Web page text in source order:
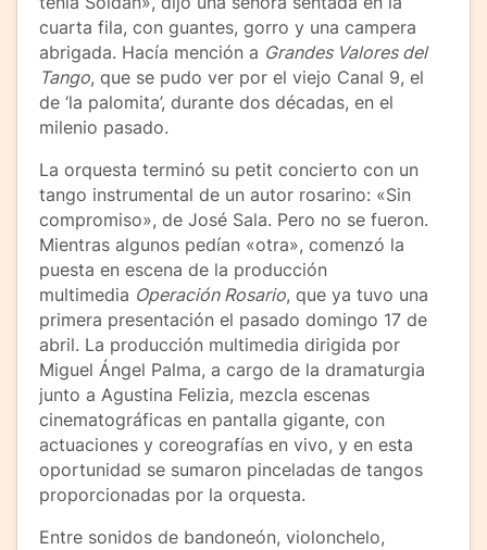
cuarta fila, con guantes, gorro y una campera
abrigada. Hacía mención a Grandes Valores del
Tango, que se pudo ver por el viejo Canal 9, el
de ‘la palomita’, durante dos décadas, en el
milenio pasado.
La orquesta terminó su petit concierto con un
tango instrumental de un autor rosarino: «Sin
compromiso», de José Sala. Pero no se fueron.
Mientras algunos pedían «otra», comenzó la
puesta en escena de la producción
multimedia Operación Rosario, que ya tuvo una
primera presentación el pasado domingo 17 de
abril. La producción multimedia dirigida por
Miguel Ángel Palma, a cargo de la dramaturgia
junto a Agustina Felizia, mezcla escenas
cinematográficas en pantalla gigante, con
actuaciones y coreografías en vivo, y en esta
oportunidad se sumaron pinceladas de tangos
proporcionadas por la orquesta.
Entre sonidos de bandoneón, violonchelo,